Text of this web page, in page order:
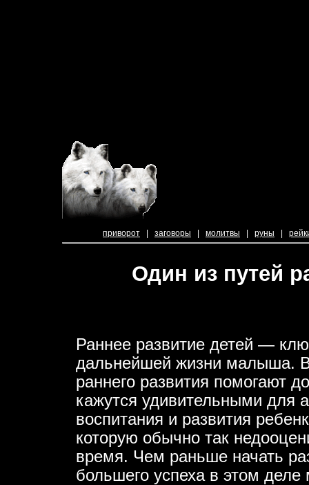
приворот заговоры молитвы руны
Один из путей
Раннее развитие детей —
дальнейшей жизни малыша.
раннего развития помогают
кажутся удивительными для
воспитания и развития
которую обычно так
время. Чем раньше начать
большего успеха в этом деле